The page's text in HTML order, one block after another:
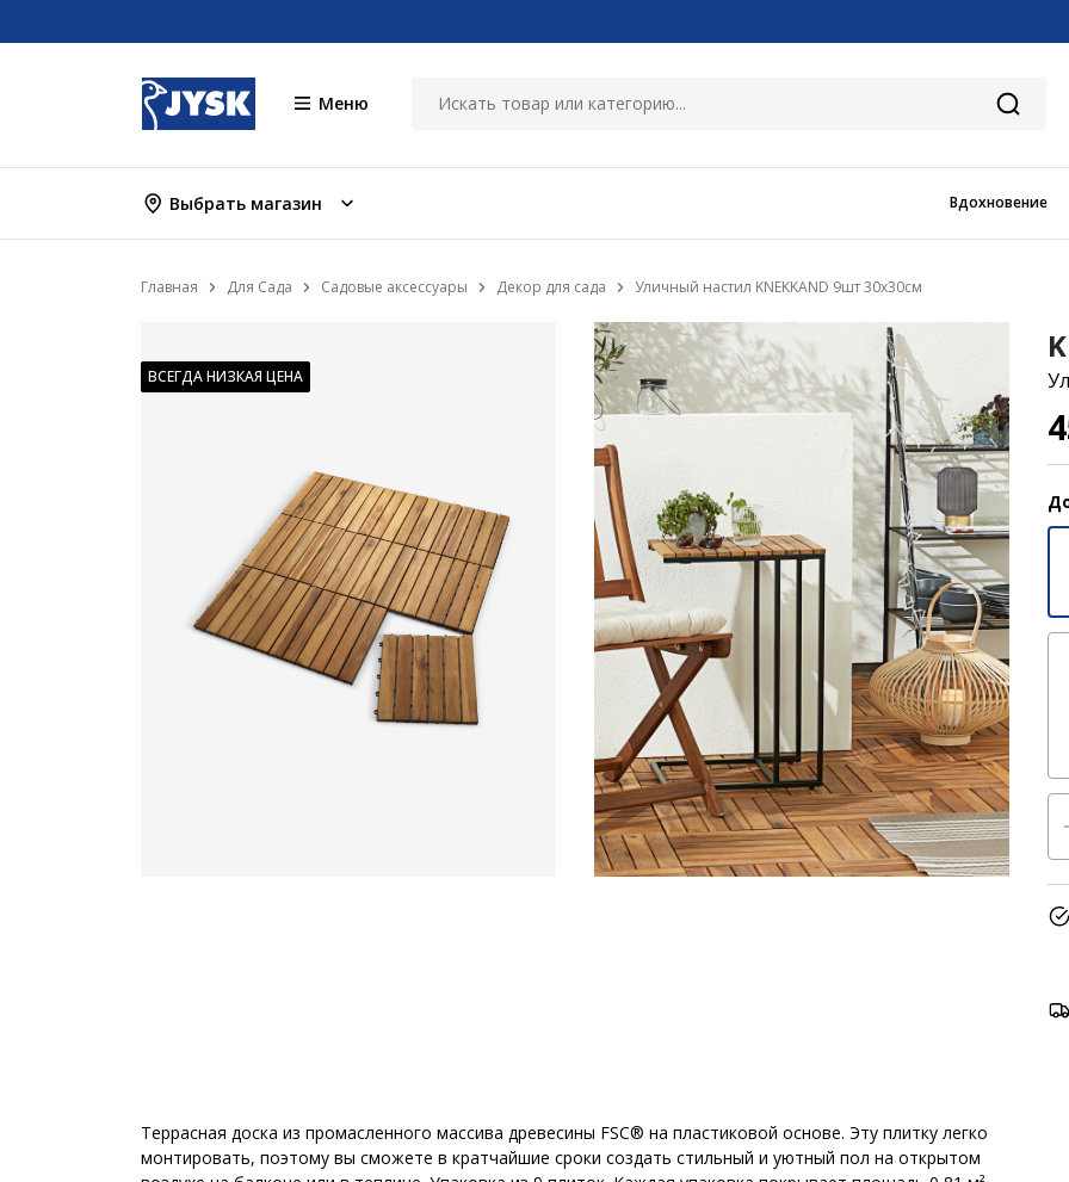
Меню
Выбрать магазин Вдохновение
Главная Для Сада Садовые аксессуары Декор для сада Уличный настил KNEKKAND 9шт 30x30см
ВСЕГДА НИЗКАЯ ЦЕНА
Террасная доска из промасленного массива древесины FSC® на пластиковой основе. Эту плитку легко
монтировать, поэтому вы сможете в кратчайшие сроки создать стильный и уютный пол на открытом